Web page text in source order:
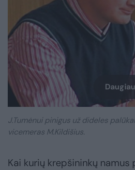
J.Tumėnui pinigus už dideles
vicemeras M.Kildišius.
Kai kurių krepšininkų namus